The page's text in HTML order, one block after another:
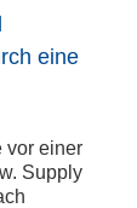
eine
vor einer
Supply